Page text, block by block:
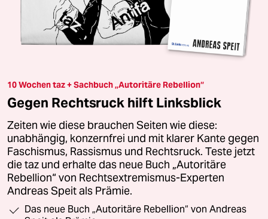
10 Wochen taz + Sachbuch „Autoritäre Rebellion“
Gegen Rechtsruck hilft Linksblick
Zeiten wie diese brauchen Seiten wie diese:
unabhängig, konzernfrei und mit klarer Kante gegen
Faschismus, Rassismus und Rechtsruck. Teste jetzt
die taz und erhalte das neue Buch „Autoritäre
Rebellion“ von Rechtsextremismus-Experten
Andreas Speit als Prämie.
Das neue Buch „Autoritäre Rebellion“ von Andreas